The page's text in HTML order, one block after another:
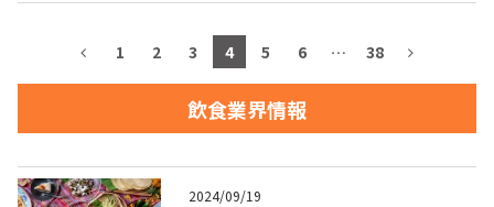
1 2 3 4 5 6 … 38
飲食業界情報
2024/09/19